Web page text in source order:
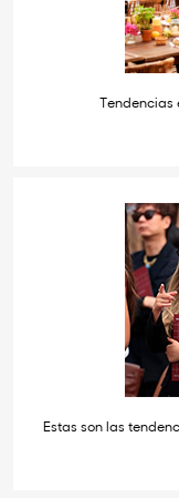
Tendencias
Estas son las